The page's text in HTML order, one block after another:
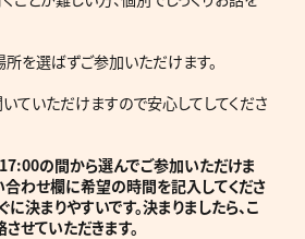
を選ばずご参加いただけます。
ていただけますので安心してしてくださ
の間から選んでご参加いただけま
合わせ欄に希望の時間を記入してくださ
決まりやすいです。決まりましたら、こ
せていただきます。